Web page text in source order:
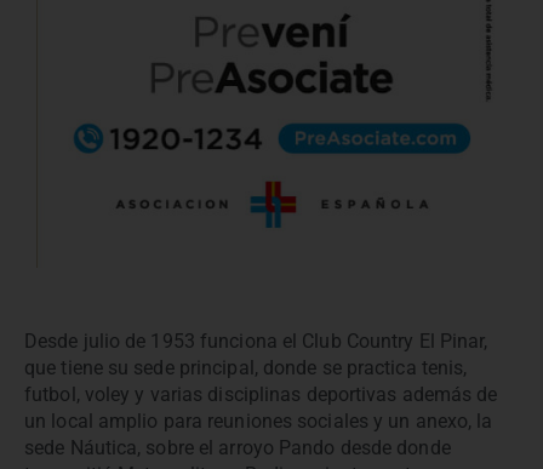
Desde julio de 1953 funciona el Club Country El Pinar,
que tiene su sede principal, donde se practica tenis,
futbol, voley y varias disciplinas deportivas además de
un local amplio para reuniones sociales y un anexo, la
sede Náutica, sobre el arroyo Pando desde donde